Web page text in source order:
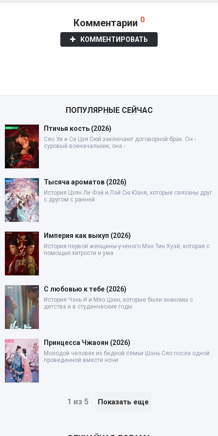
Комментарии 0
КОММЕНТИРОВАТЬ
ПОПУЛЯРНЫЕ СЕЙЧАС
Птичья кость (2026)
Сяо Уи и Се Цзя Сюй заключают договорной брак. Он -
суровый военачальник, она -
Тысяча ароматов (2026)
История Цзян Ли Фэй и Лэй Сю Юаня, которые связаны друг
с другом с ранней
Империя как выкуп (2026)
История первой женщины-ученого Мэн Тин Хуэй, которая с
помощью хитрости и ума
С любовью к тебе (2026)
История Чэнь И и Мяо Цзин, которые были знакомы с
детства и в студенческие годы
Принцесса Чжаоян (2026)
Молодой человек из бедной семьи Шэнь Сяо после одной
проведенной вместе ночи
1 из 5 Показать еще